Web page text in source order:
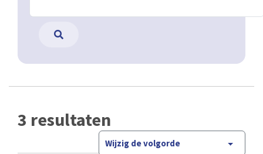
3 resultaten
Wijzig de volgorde